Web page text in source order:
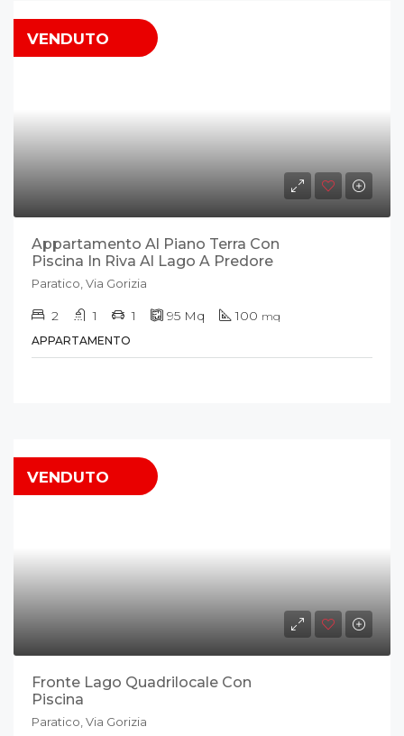
VENDUTO
Appartamento Al Piano Terra Con
Piscina In Riva Al Lago A Predore
Paratico, Via Gorizia
2 1 1 95 Mq 100 mq
APPARTAMENTO
VENDUTO
Fronte Lago Quadrilocale Con
Piscina
Paratico, Via Gorizia